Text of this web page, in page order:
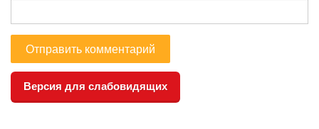
Версия для слабовидящих